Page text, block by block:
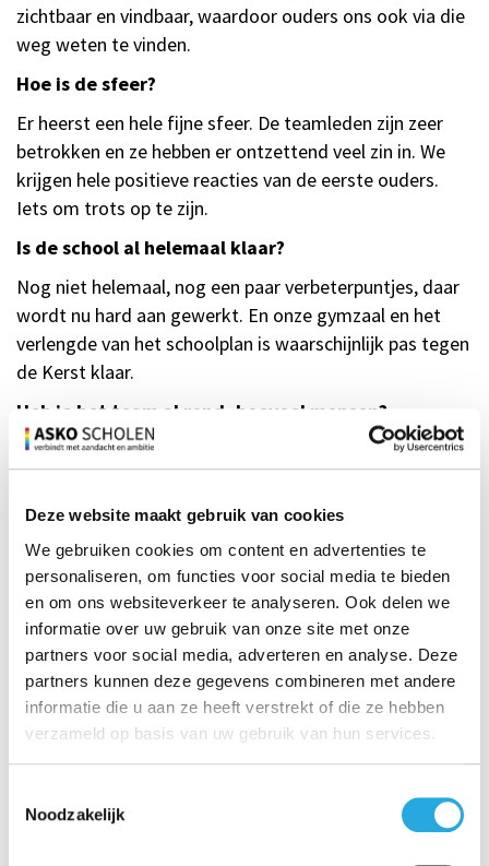
Deze website maakt gebruik van cookies
We gebruiken cookies om content en advertenties te
personaliseren, om functies voor social media te bieden
en om ons websiteverkeer te analyseren. Ook delen we
informatie over uw gebruik van onze site met onze
partners voor social media, adverteren en analyse. Deze
partners kunnen deze gegevens combineren met andere
informatie die u aan ze heeft verstrekt of die ze hebben
verzameld op basis van uw gebruik van hun services.
Noodzakelijk
zichtbaar en vindbaar, waardoor ouders ons ook via die
weg weten te vinden.
Hoe is de sfeer?
Er heerst een hele fijne sfeer. De teamleden zijn zeer
betrokken en ze hebben er ontzettend veel zin in. We
krijgen hele positieve reacties van de eerste ouders.
Iets om trots op te zijn.
Is de school al helemaal klaar?
Nog niet helemaal, nog een paar verbeterpuntjes, daar
wordt nu hard aan gewerkt. En onze gymzaal en het
verlengde van het schoolplan is waarschijnlijk pas tegen
de Kerst klaar.
Heb je het team al rond, hoeveel mensen?
Ja, we zijn rond, sterker nog: er is heel veel interesse in
Hoeveel kinderen telt de school en wat is de
verwachting?
We zijn gestart met 4 leerlingen en hebben in totaal 13
aanmeldingen. We hopen de komende jaren te gaan
groeien tot een succesvolle school met een gezond
leerlingaantal. We hebben 9 groepen, dus we hopen op
termijn een middelgrote school te worden.
Amsterdam-Noord heeft heel veel potentie. Wij hopen
Wat maakt jouw school (naast de toplocatie met
fenomenaal uitzicht) bijzonder en anders dan